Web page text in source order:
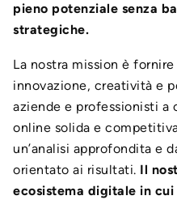
pieno potenziale senza
strategiche.
La nostra mission è
innovazione, creatività e
aziende e professionisti a
online solida e
un’analisi approfondita e
orientato ai risultati. Il
ecosistema digitale in cui